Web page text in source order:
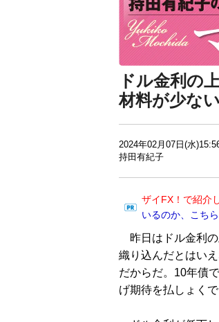
ドル金利の
材料が少な
2024年02月07日(水
持田有紀子
ザイFX！で紹介
いるのか、こち
昨日はドル金利の
織り込んだとはい
だからだ。10年債
げ期待を払しょく